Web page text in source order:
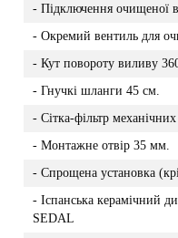
- Підключення очищеної
- Окремий вентиль для
- Кут повороту виливу
- Гнучкі шланги 45 см.
- Сітка-фільтр
- Монтажне отвір 35 мм.
- Спрощена установка
- Іспанська керамічний
SEDAL